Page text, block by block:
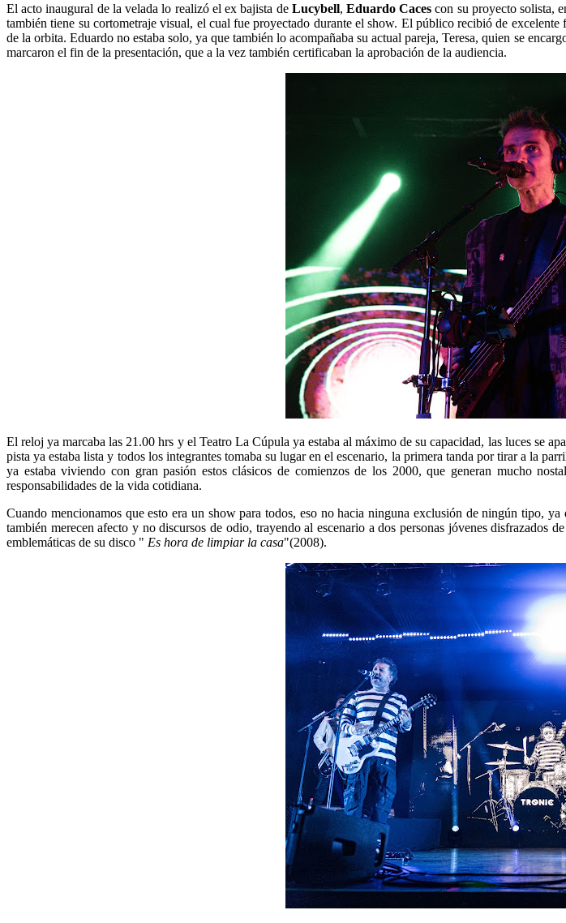
El acto inaugural de la velada lo realizó el ex bajista de Lucybell,Eduardo Caces con su proyecto solista,
también tiene su cortometraje visual, el cual fue proyectado durante el show. El público recibió de
de la orbita. Eduardo no estaba solo, ya que también lo acompañaba su actual pareja, Teresa, quien se
marcaron el fin de la presentación, que a la vez también certificaban la aprobación de la audiencia.
El reloj ya marcaba las 21.00 hrs y el Teatro La Cúpula ya estaba al máximo de su capacidad, las luces se
pista ya estaba lista y todos los integrantes tomaba su lugar en el escenario, la primera tanda por tirar a la
ya estaba viviendo con gran pasión estos clásicos de comienzos de los 2000, que generan mucho
responsabilidades de la vida cotidiana.
Cuando mencionamos que esto era un show para todos, eso no hacia ninguna exclusión de ningún tipo,
también merecen afecto y no discursos de odio, trayendo al escenario a dos personas jóvenes disfrazados
emblemáticas de su disco " Es hora de limpiar la casa"(2008).